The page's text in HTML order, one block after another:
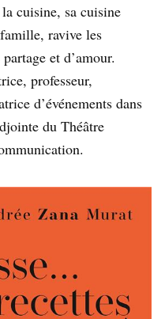
cuisine, sa cuisine
ravive les
et d’amour.
professeur,
d’événements dans
du Théâtre